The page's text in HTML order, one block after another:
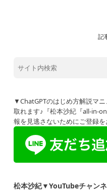
記
▼ChatGPTのはじめ方解説マ
取れます♪『松本沙紀『all-in-
報を見逃さないためにご登録を
松本沙紀▼YouTubeチャン